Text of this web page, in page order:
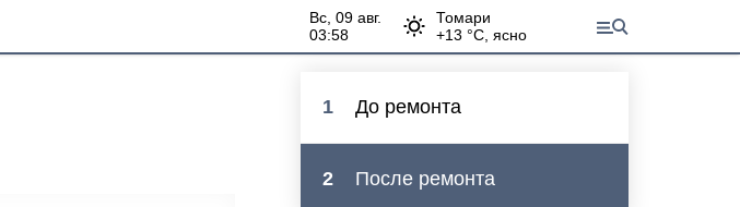
вс, 09 авг.
03:58
Томари
+13 °С, ясно
1 До ремонта
2 После ремонта